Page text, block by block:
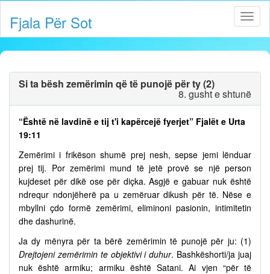
Fjala Për Sot
Si ta bësh zemërimin që të punojë për ty (2)
8. gusht e shtunë
“Është në lavdinë e tij t'i kapërcejë fyerjet” Fjalët e Urta
19:11
Zemërimi i frikëson shumë prej nesh, sepse jemi lënduar
prej tij. Por zemërimi mund të jetë provë se një person
kujdeset për dikë ose për diçka. Asgjë e gabuar nuk është
ndrequr ndonjëherë pa u zemëruar dikush për të. Nëse e
mbyllni çdo formë zemërimi, eliminoni pasionin, intimitetin
dhe dashurinë.
Ja dy mënyra për ta bërë zemërimin të punojë për ju: (1)
Drejtojeni zemërimin te objektivi i duhur. Bashkëshorti/ja juaj
nuk është armiku; armiku është Satani. Ai vjen “për të